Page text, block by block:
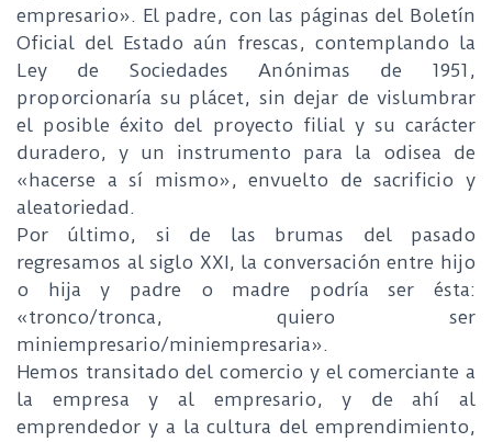
empresario». El padre, con las páginas del Boletín
Oficial del Estado aún frescas, contemplando la
Ley de Sociedades Anónimas de 1951,
proporcionaría su plácet, sin dejar de vislumbrar
el posible éxito del proyecto filial y su carácter
duradero, y un instrumento para la odisea de
«hacerse a sí mismo», envuelto de sacrificio y
aleatoriedad.
Por último, si de las brumas del pasado
regresamos al siglo XXI, la conversación entre hijo
o hija y padre o madre podría ser ésta:
«tronco/tronca, quiero ser
miniempresario/miniempresaria».
Hemos transitado del comercio y el comerciante a
la empresa y al empresario, y de ahí al
emprendedor y a la cultura del emprendimiento,